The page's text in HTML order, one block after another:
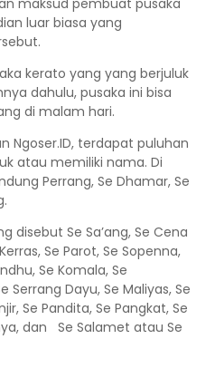
maksud pembuat pusaka
luar biasa yang
kerato yang yang berjuluk
dahulu, pusaka ini bisa
di malam hari.
Ngoser.ID, terdapat puluhan
atau memiliki nama. Di
Perrang, Se Dhamar, Se
disebut Se Sa’ang, Se Cena
Se Parot, Se Sopenna,
Se Komala, Se
Serrang Dayu, Se Maliyas, Se
Se Pandita, Se Pangkat, Se
dan
Se Salamet atau Se